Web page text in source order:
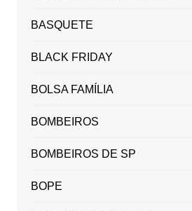
BASQUETE
BLACK FRIDAY
BOLSA FAMÍLIA
BOMBEIROS
BOMBEIROS DE SP
BOPE